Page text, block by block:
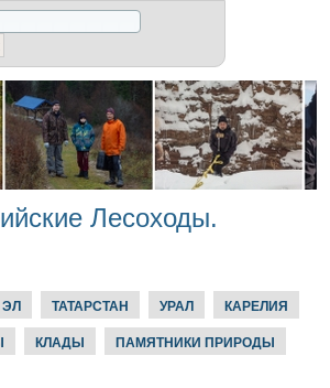
Лесоходы.
ТАТАРСТАН УРАЛ КАРЕЛИЯ
КЛАДЫ ПАМЯТНИКИ ПРИРОДЫ